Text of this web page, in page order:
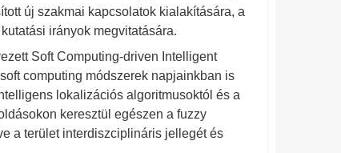
új szakmai kapcsolatok kialakítására, a
irányok megvitatására.
Soft Computing-driven Intelligent
computing módszerek napjainkban is
lokalizációs algoritmusoktól és a
keresztül egészen a fuzzy
a terület interdiszciplináris jellegét és